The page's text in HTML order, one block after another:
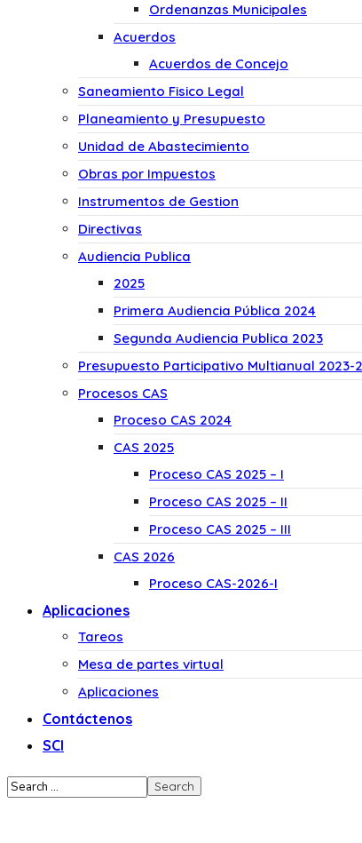
Ordenanzas Municipales
Acuerdos
Acuerdos de Concejo
Saneamiento Fisico Legal
Planeamiento y Presupuesto
Unidad de Abastecimiento
Obras por Impuestos
Instrumentos de Gestion
Directivas
Audiencia Publica
2025
Primera Audiencia Pública 2024
Segunda Audiencia Publica 2023
Presupuesto Participativo Multianual 2023-
Procesos CAS
Proceso CAS 2024
CAS 2025
Proceso CAS 2025 – I
Proceso CAS 2025 – II
Proceso CAS 2025 – III
CAS 2026
Proceso CAS-2026-I
Aplicaciones
Tareos
Mesa de partes virtual
Aplicaciones
Contáctenos
SCI